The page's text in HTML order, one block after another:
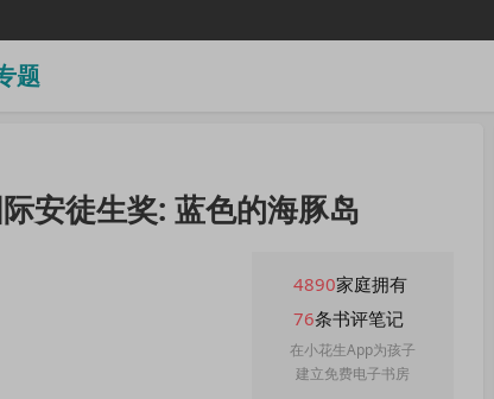
题
安徒生奖: 蓝色的海豚岛
4890家庭拥有
76条书评笔记
在小花生App为孩子
建立免费电子书房